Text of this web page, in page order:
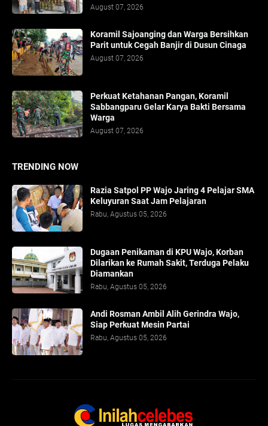
August 07, 2026
Koramil Sajoanging dan Warga Bersihkan
Parit untuk Cegah Banjir di Dusun Cinaga
August 07, 2026
Perkuat Ketahanan Pangan, Koramil
Sabbangparu Gelar Karya Bakti Bersama
Warga
August 07, 2026
TRENDING NOW
Razia Satpol PP Wajo Jaring 4 Pelajar SMA
Keluyuran Saat Jam Pelajaran
Rabu, Agustus 05, 2026
Dugaan Penikaman di KPU Wajo, Korban
Dilarikan ke Rumah Sakit, Terduga Pelaku
Diamankan
Rabu, Agustus 05, 2026
Andi Rosman Ambil Alih Gerindra Wajo,
Siap Perkuat Mesin Partai
Rabu, Agustus 05, 2026